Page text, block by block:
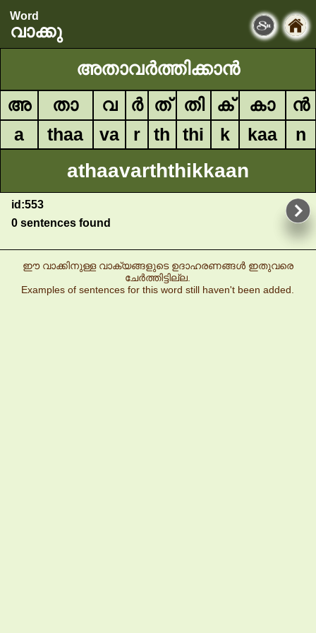
Word
വാക്കു
അതാവർത്തിക്കാൻ
അ താ വ ർ ത് തി ക് കാ
ൻ
a
thaa va r th thi k kaa n
athaavarththikkaan
id:553
0 sentences found
ഈ വാക്കിനുള്ള വാക്യങ്ങളുടെ ഉദാഹരണങ്ങൾ ഇതുവരെ
ചേർത്തിട്ടില്ല.
Examples of sentences for this word still haven't been added.